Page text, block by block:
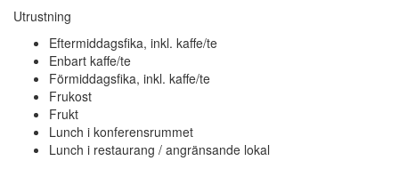
Utrustning
Eftermiddagsfika, inkl. kaffe/te
Enbart kaffe/te
Förmiddagsfika, inkl. kaffe/te
Frukost
Frukt
Lunch i konferensrummet
Lunch i restaurang / angränsande lokal